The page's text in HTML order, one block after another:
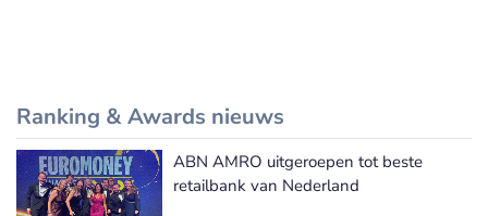
Ranking & Awards nieuws
Meer Ranking & Awards nieuws
ABN AMRO uitgeroepen tot beste
retailbank van Nederland